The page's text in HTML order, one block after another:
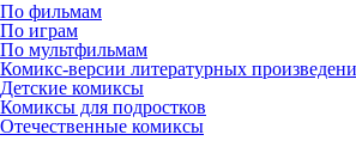
По фильмам
По играм
По мультфильмам
Комикс-версии литературных
Детские комиксы
Комиксы для подростков
Отечественные комиксы